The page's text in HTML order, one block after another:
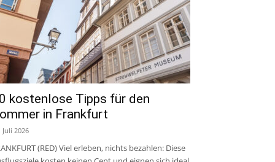
kostenlose Tipps für den
in Frankfurt
Juli 2026
(RED) Viel erleben, nichts bezahlen: Diese